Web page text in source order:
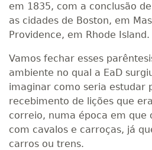
em 1835, com a conclusão
as cidades de Boston, em
Providence, em Rhode Island.
Vamos fechar esses
ambiente no qual a EaD
imaginar como seria estudar
recebimento de lições que
correio, numa época em que
com cavalos e carroças, já
carros ou trens.